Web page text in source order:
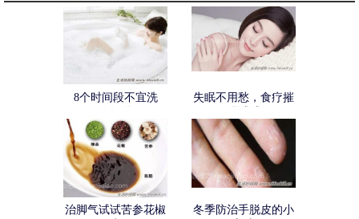
8个时间段不宜洗
失眠不用愁，食疗摧
治脚气试试苦参花椒
冬季防治手脱皮的小